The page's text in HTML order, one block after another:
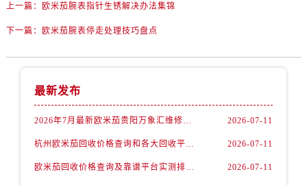
上一篇： 欧米茄腕表指针生锈解决办法集锦
下一篇： 欧米茄腕表停走处理技巧盘点
最新发布
2026年7月最新欧米茄贵阳万象汇维修保养服务电话 2026-07-11
杭州欧米茄回收价格查询和各大回收平台实测排行（2026年7月最新数据） 2026-07-11
欧米茄回收价格查询及靠谱平台实测排行(2026年7月最新) 2026-07-11